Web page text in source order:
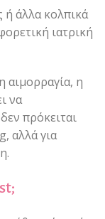
ή άλλα κολπικά
ιατρική
αιμορραγία, η
να
πρόκειται
αλλά για